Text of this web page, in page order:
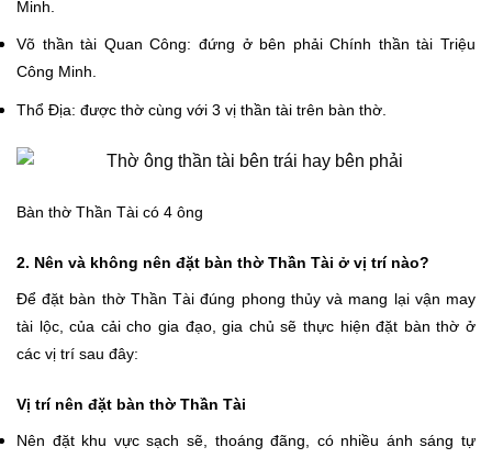
Minh.
Võ thần tài Quan Công: đứng ở bên phải Chính thần tài Triệu
Công Minh.
Thổ Địa: được thờ cùng với 3 vị thần tài trên bàn thờ.
Bàn thờ Thần Tài có 4 ông
2. Nên và không nên đặt bàn thờ Thần Tài ở vị trí nào?
Để đặt bàn thờ Thần Tài đúng phong thủy và mang lại vận may
tài lộc, của cải cho gia đạo, gia chủ sẽ thực hiện đặt bàn thờ ở
các vị trí sau đây:
Vị trí nên đặt bàn thờ Thần Tài
Nên đặt khu vực sạch sẽ, thoáng đãng, có nhiều ánh sáng tự